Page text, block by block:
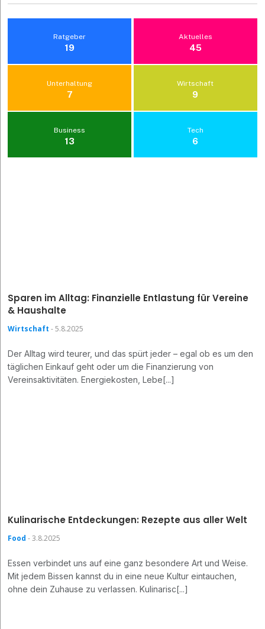
Ratgeber
19
Aktuelles
45
Unterhaltung
7
Wirtschaft
9
Business
13
Tech
6
Sparen im Alltag: Finanzielle Entlastung für Vereine
& Haushalte
Wirtschaft - 5.8.2025
Der Alltag wird teurer, und das spürt jeder – egal ob es um den
täglichen Einkauf geht oder um die Finanzierung von
Vereinsaktivitäten. Energiekosten, Lebe[...]
Kulinarische Entdeckungen: Rezepte aus aller Welt
Food - 3.8.2025
Essen verbindet uns auf eine ganz besondere Art und Weise.
Mit jedem Bissen kannst du in eine neue Kultur eintauchen,
ohne dein Zuhause zu verlassen. Kulinarisc[...]